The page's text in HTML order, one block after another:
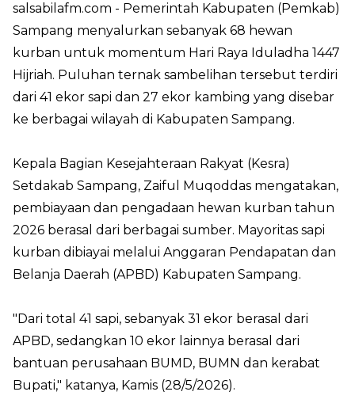
salsabilafm.com - Pemerintah Kabupaten (Pemkab)
Sampang menyalurkan sebanyak 68 hewan
kurban untuk momentum Hari Raya Iduladha 1447
Hijriah. Puluhan ternak sambelihan tersebut terdiri
dari 41 ekor sapi dan 27 ekor kambing yang disebar
ke berbagai wilayah di Kabupaten Sampang.
Kepala Bagian Kesejahteraan Rakyat (Kesra)
Setdakab Sampang, Zaiful Muqoddas mengatakan,
pembiayaan dan pengadaan hewan kurban tahun
2026 berasal dari berbagai sumber. Mayoritas sapi
kurban dibiayai melalui Anggaran Pendapatan dan
Belanja Daerah (APBD) Kabupaten Sampang.
"Dari total 41 sapi, sebanyak 31 ekor berasal dari
APBD, sedangkan 10 ekor lainnya berasal dari
bantuan perusahaan BUMD, BUMN dan kerabat
Bupati," katanya, Kamis (28/5/2026).